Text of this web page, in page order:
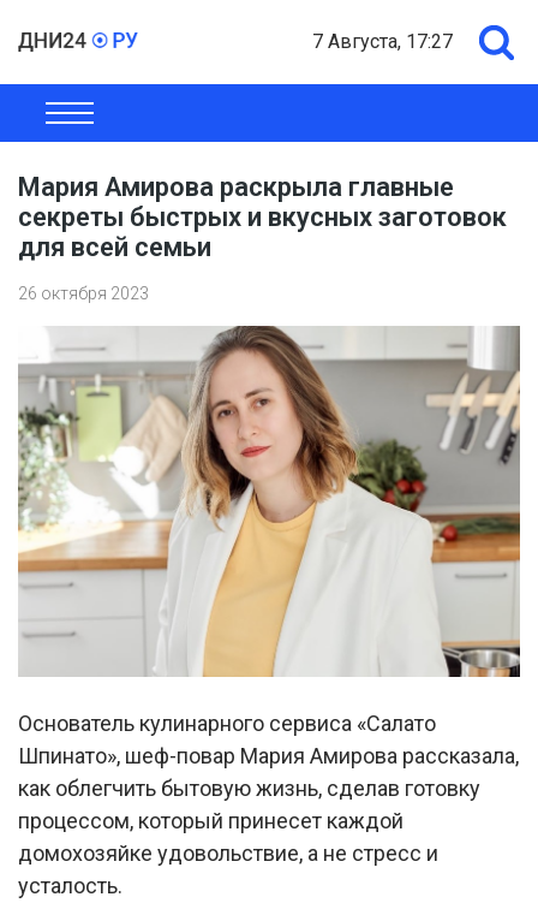
7 Августа, 17:27
ОБЩЕСТВО
Мария Амирова раскрыла главные
секреты быстрых и вкусных заготовок
для всей семьи
26 октября 2023
Основатель кулинарного сервиса «Салато
Шпинато», шеф-повар Мария Амирова рассказала,
как облегчить бытовую жизнь, сделав готовку
процессом, который принесет каждой
домохозяйке удовольствие, а не стресс и
усталость.